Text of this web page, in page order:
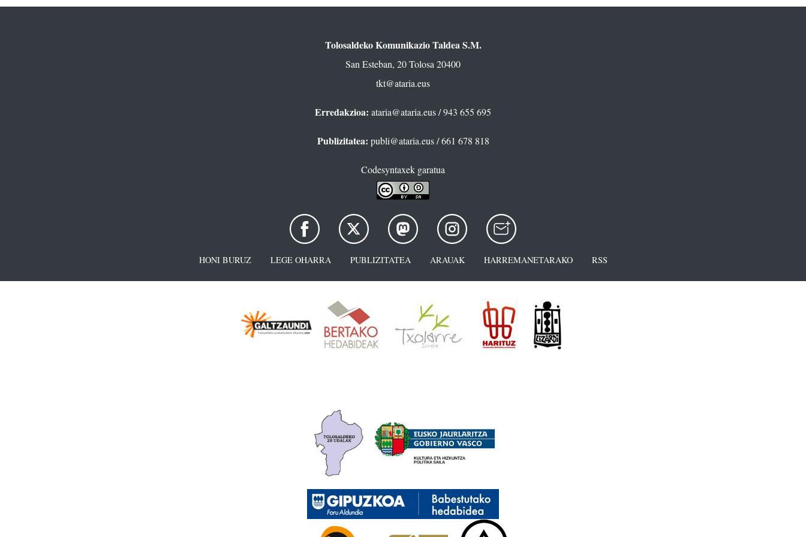
Tolosaldeko Komunikazio Taldea S.M.
San Esteban, 20 Tolosa 20400
tkt@ataria.eus
Erredakzioa: ataria@ataria.eus/ 943 655 695
Publizitatea: publi@ataria.eus/ 661 678 818
Codesyntaxek garatua
HONI BURUZ LEGE OHARRA PUBLIZITATEA ARAUAK HARREMANETARAKO RSS